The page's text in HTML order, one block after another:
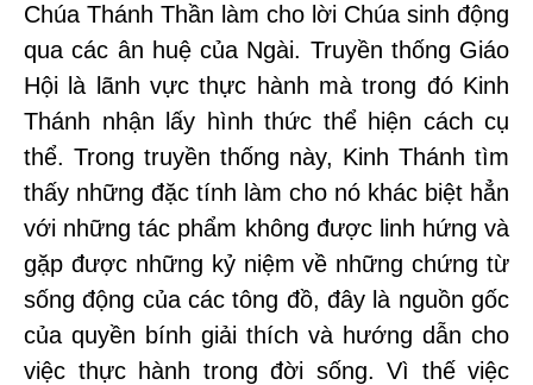
Chúa Thánh Thần làm cho lời Chúa sinh động
qua các ân huệ của Ngài. Truyền thống Giáo
Hội là lãnh vực thực hành mà trong đó Kinh
Thánh nhận lấy hình thức thể hiện cách cụ
thể. Trong truyền thống này, Kinh Thánh tìm
thấy những đặc tính làm cho nó khác biệt hẳn
với những tác phẩm không được linh hứng và
gặp được những kỷ niệm về những chứng từ
sống động của các tông đồ, đây là nguồn gốc
của quyền bính giải thích và hướng dẫn cho
việc thực hành trong đời sống. Vì thế việc